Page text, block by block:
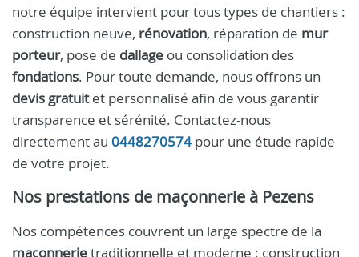
notre équipe intervient pour tous types de chantiers :
construction neuve, rénovation, réparation de mur
porteur, pose de dallage ou consolidation des
fondations. Pour toute demande, nous offrons un
devis gratuitet personnalisé afin de vous garantir
transparence et sérénité. Contactez-nous
directement au 0448270574 pour une étude rapide
de votre projet.
Nos prestations de maçonnerie à Pezens
Nos compétences couvrent un large spectre de la
maçonnerietraditionnelle et moderne : construction